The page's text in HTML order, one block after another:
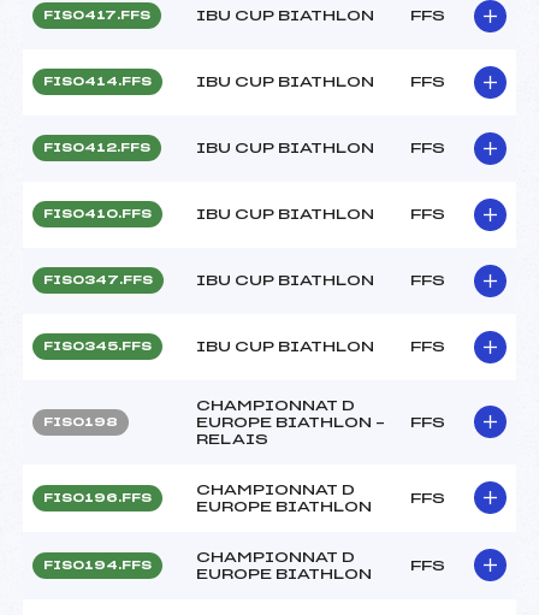
FIS0417.FFS IBU CUP BIATHLON FFS
FIS0414.FFS IBU CUP BIATHLON FFS
FIS0412.FFS IBU CUP BIATHLON FFS
FIS0410.FFS IBU CUP BIATHLON FFS
FIS0347.FFS IBU CUP BIATHLON FFS
FIS0345.FFS IBU CUP BIATHLON FFS
FIS0198
CHAMPIONNAT D
EUROPE BIATHLON –
RELAIS
FFS
FIS0196.FFS
CHAMPIONNAT D
EUROPE BIATHLON
FFS
FIS0194.FFS
CHAMPIONNAT D
EUROPE BIATHLON
FFS